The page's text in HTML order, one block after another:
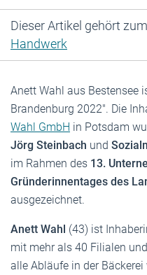
Dieser Artikel gehört
Handwerk
Anett Wahl aus Bestensee
Brandenburg 2022". Die
Wahl GmbH in Potsdam
Jörg Steinbach und
im Rahmen des 13.
Gründerinnentages des
ausgezeichnet.
Anett Wahl (43) ist
mit mehr als 40 Filialen
alle Abläufe in der